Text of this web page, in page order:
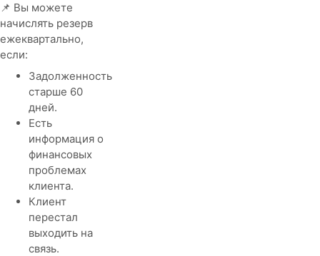
📌 Вы можете
начислять резерв
ежеквартально,
если:
Задолженность
старше 60
дней.
Есть
информация о
финансовых
проблемах
клиента.
Клиент
перестал
выходить на
связь.